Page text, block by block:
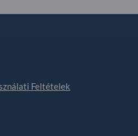
Feltételek